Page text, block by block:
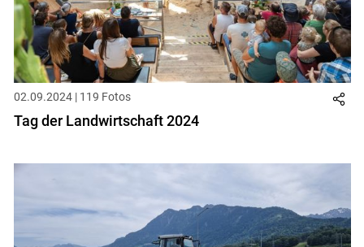
02.09.2024 | 119 Fotos
Tag der Landwirtschaft 2024